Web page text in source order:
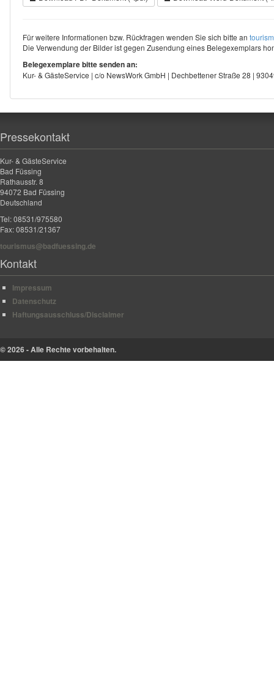
Für weitere Informationen bzw. Rückfragen wenden Sie sich bitte an
Die Verwendung der Bilder ist gegen Zusendung eines Belegexemplars
Belegexemplare bitte senden an:
Kur- & GästeService | c/o NewsWork GmbH | Dechbettener Straße 28 |
Pressekontakt
Kur- & GästeService
Bad Füssing
Rathausstr. 8
94072 Bad Füssing
Deutschland
Tel: 08531/975580
Fax: 08531/21367
tourismus@badfuessing.de
Kontakt
Impressum
Datenschutz
Haftungsausschluss/Disclaimer
© 2026 - Alle Rechte vorbehalten.